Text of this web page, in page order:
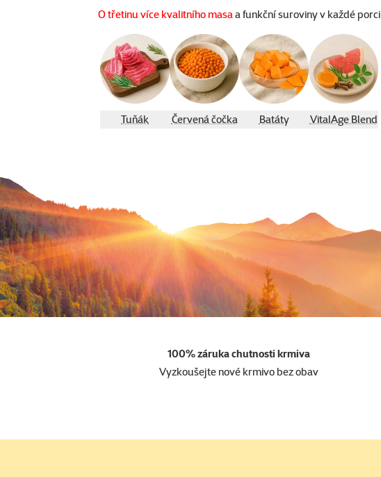
O třetinu více kvalitního masaa funkční suroviny v každé porci
Tuňák Červená čočka Batáty VitalAge Blend
100% záruka chutnosti krmiva
Vyzkoušejte nové krmivo bez obav